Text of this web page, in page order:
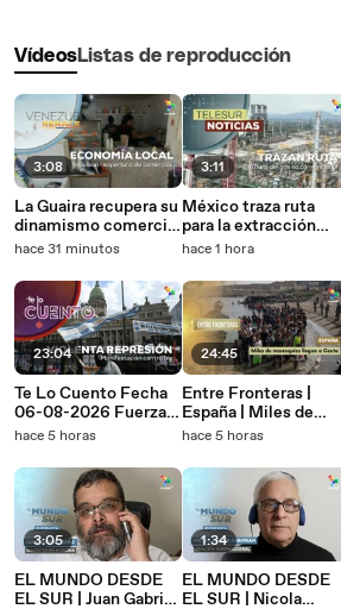
VídeosListas de reproducción
3:08
La Guaira recupera su
dinamismo comercial
tras el doblete
hace 31 minutos
23:04
Te Lo Cuento Fecha
06-08-2026 Fuerzas
policiales en
marcha soberana en
el Congreso
hace 5 horas
3:05
EL MUNDO DESDE
EL SUR | Juan Gabriel
3:11
México traza ruta
para la extracción
responsable de gas no
hace 1 hora
24:45
Entre Fronteras |
España | Miles de
marroquíes llegan a
hace 5 horas
1:34
EL MUNDO DESDE
EL SUR | Nicola